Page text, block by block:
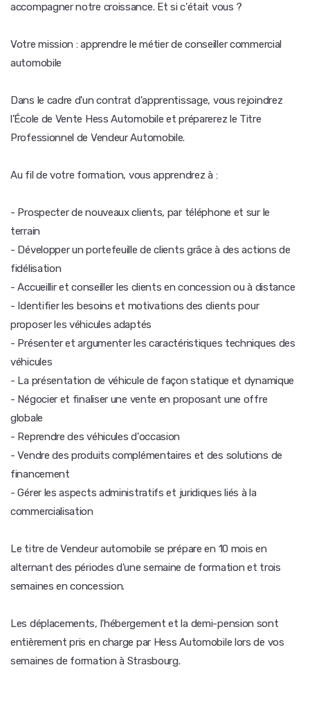
accompagner notre croissance. Et si c'était vous ?
Votre mission : apprendre le métier de conseiller commercial
automobile
Dans le cadre d'un contrat d'apprentissage, vous rejoindrez
l'École de Vente Hess Automobile et préparerez le Titre
Professionnel de Vendeur Automobile.
Au fil de votre formation, vous apprendrez à :
- Prospecter de nouveaux clients, par téléphone et sur le
terrain
- Développer un portefeuille de clients grâce à des actions de
fidélisation
- Accueillir et conseiller les clients en concession ou à distance
- Identifier les besoins et motivations des clients pour
proposer les véhicules adaptés
- Présenter et argumenter les caractéristiques techniques des
véhicules
- La présentation de véhicule de façon statique et dynamique
- Négocier et finaliser une vente en proposant une offre
globale
- Reprendre des véhicules d'occasion
- Vendre des produits complémentaires et des solutions de
financement
- Gérer les aspects administratifs et juridiques liés à la
commercialisation
Le titre de Vendeur automobile se prépare en 10 mois en
alternant des périodes d'une semaine de formation et trois
semaines en concession.
Les déplacements, l'hébergement et la demi-pension sont
entièrement pris en charge par Hess Automobile lors de vos
semaines de formation à Strasbourg.